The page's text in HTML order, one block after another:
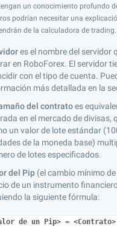
un conocimiento profundo
podrían necesitar una
de la calculadora de trading.
es el nombre del servidor
en RoboForex. El servidor
con el tipo de cuenta.
más detallada en la
del contratoes
en el mercado de divisas,
un valor de lote estándar
de la moneda base)
de lotes especificados.
del Pip (el cambio mínimo de
de un instrumento
la siguiente fórmula:
de un Pip> =